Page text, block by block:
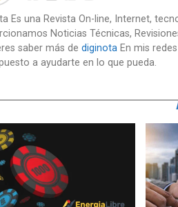
Es una Revista On-line, Internet,
Noticias Técnicas,
saber más de diginota En mis
a ayudarte en lo que pueda.